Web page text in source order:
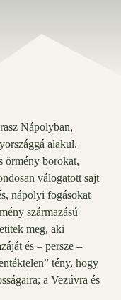
Nápolyban,
alakul.
örmény borokat,
válogatott sajt
nápolyi fogásokat
származású
meg, aki
és – persze –
tény, hogy
a Vezúvra és